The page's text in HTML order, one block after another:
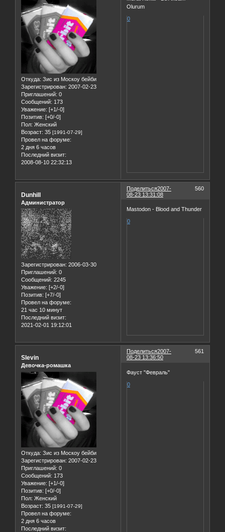
Откуда: Зис из Москоу бейби
Зарегистрирован: 2007-02-23
Приглашений: 0
Сообщений: 173
Уважение: [+1/-0]
Позитив: [+0/-0]
Пол: Женский
Возраст: 35 [1991-07-29]
Провел на форуме:
2 дня 6 часов
Последний визит:
2008-08-10 22:32:13
Olurum
0
Поделиться 560
2007-
08-23 13:31:08
Dunhill
Администратор
Зарегистрирован: 2006-03-30
Приглашений: 0
Сообщений: 2245
Уважение: [+2/-0]
Позитив: [+7/-0]
Провел на форуме:
21 час 10 минут
Последний визит:
2021-02-01 19:12:01
Mastodon - Blood and Thunder
0
Поделиться 561
2007-
08-23 13:36:50
Slevin
Девочка-ромашка
Откуда: Зис из Москоу бейби
Зарегистрирован: 2007-02-23
Приглашений: 0
Сообщений: 173
Уважение: [+1/-0]
Позитив: [+0/-0]
Пол: Женский
Возраст: 35 [1991-07-29]
Провел на форуме:
2 дня 6 часов
Последний визит:
Фауст "Февраль"
0